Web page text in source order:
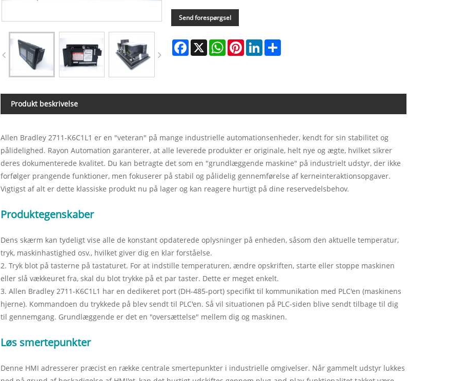
Send forespørgsel
Facebook
X WhatsAppPinterestLinkedInShare
Produkt beskrivelse
Allen Bradley 2711-K6C1L1 er en "veteran" på mange industrielle automationsenheder, kendt for sin stabilitet og
pålidelighed. Rayon Automation garanterer, at alle leverede produkter er originale, helt nye og ægte, hvilket sikrer
deres dokumenterede kvalitet. Du kan betragte det som en "grundlæggende maskine" på industrielt udstyr, der ikke
forfølger prangende funktioner, men fokuserer på stabil og pålidelig gennemførelse af kerneinteraktionsopgaver.
Vigtigst af alt er dette klassiske produkt nu på lager og kan reagere hurtigt på dine reservedelsbehov.
Produktegenskaber
Dens skærm kan tydeligt vise alle de konstant opdaterede oplysninger på enheden, såsom den aktuelle temperatur,
tryk, maskinhastighed osv., hvilket giver dig en klar forståelse.
2. Tryk blot på tasterne på tastaturet. For at indstille temperaturen, ændre opskriften, starte eller stoppe maskinen
eller slå vækkeuret fra, skal du blot trykke på et par taster. Dette er meget enkelt.
3. Allen Bradley 2711-K6C1L1 har en dedikeret port (DH-485-port) specifikt til kommunikation med PLC'en (maskinens
hjerne). Kommandoen du trykkede på blev sendt til PLC'en. Så vil situationen på PLC-siden blive sendt tilbage til dig
til gennemgang. Grundlæggende er det en "oversættelse" mellem dig og maskinen.
Løs smertepunkter
Denne HMI adresserer præcist en række centrale smertepunkter i industrielle omgivelser. Når gammelt udstyr lukkes